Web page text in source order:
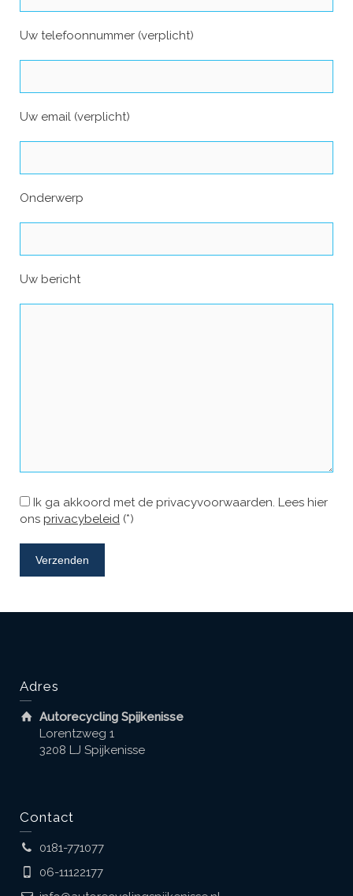
Uw telefoonnummer (verplicht)
Uw email (verplicht)
Onderwerp
Uw bericht
Ik ga akkoord met de privacyvoorwaarden. Lees hier
ons privacybeleid (*)
Adres
Autorecycling Spijkenisse
Lorentzweg 1
3208 LJ Spijkenisse
Contact
0181-771077
06-11122177